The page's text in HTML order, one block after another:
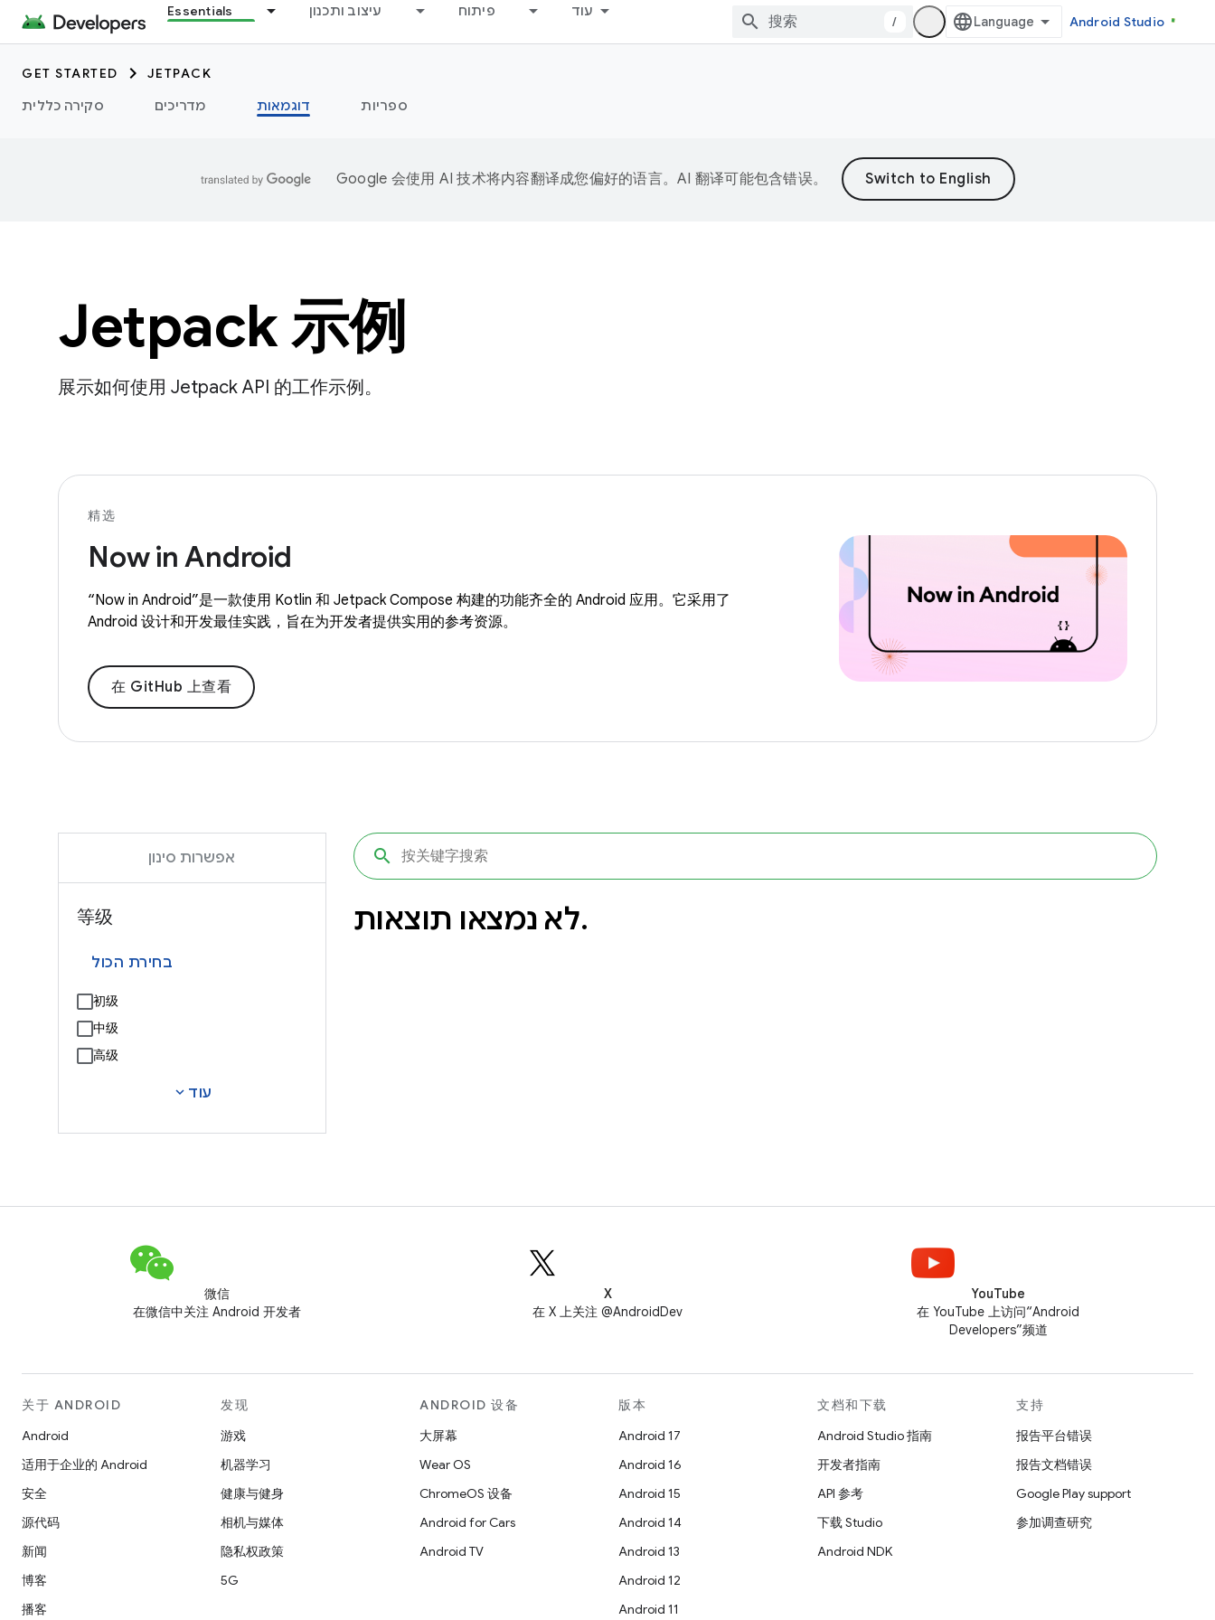
Essentials עיצוב ותכנון פיתוח עוד
/ Android Studio
GET STARTED
JETPACK
סקירה כללית
מדריכים דוגמאות ספריות
Google 会使用 AI 技术将内容翻译成您偏好的语言。AI 翻译可能包含错误。
Jetpack 示例
展示如何使用 Jetpack API 的工作示例。
精选
Now in Android
“Now in Android”是一款使用 Kotlin 和 Jetpack Compose 构建的功能齐全的 Android 应用。它采用了
Android 设计和开发最佳实践，旨在为开发者提供实用的参考资源。
在 GitHub 上查看
אפשרות סינון
等级
בחירת הכול
初级
中级
高级
expand_more עוד
לא נמצאו תוצאות.
微信
在微信中关注 Android 开发者
X
在 X 上关注 @AndroidDev
YouTube
在 YouTube 上访问“Android
Developers”频道
关于 ANDROID
Android
适用于企业的 Android
安全
源代码
新闻
博客
播客
发现
游戏
机器学习
健康与健身
相机与媒体
隐私权政策
5G
ANDROID 设备
大屏幕
Wear OS
ChromeOS 设备
Android for Cars
Android TV
版本
Android 17
Android 16
Android 15
Android 14
Android 13
Android 12
Android 11
文档和下载
Android Studio 指南
开发者指南
API 参考
下载 Studio
Android NDK
支持
报告平台错误
报告文档错误
Google Play support
参加调查研究